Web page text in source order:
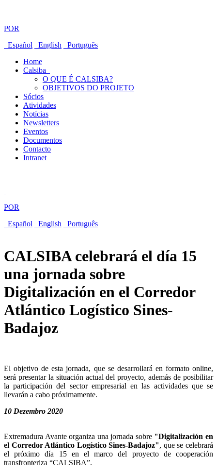
POR
Español
English
Português
Home
Calsiba
O QUE É CALSIBA?
OBJETIVOS DO PROJETO
Sócios
Atividades
Notícias
Newsletters
Eventos
Documentos
Contacto
Intranet
POR
Español
English Português
CALSIBA celebrará el día 15
una jornada sobre
Digitalización en el Corredor
Atlántico Logístico Sines-
Badajoz
El objetivo de esta jornada, que se desarrollará en formato online,
será presentar la situación actual del proyecto, además de posibilitar
la participación del sector empresarial en las actividades que se
llevarán a cabo próximamente.
10 Dezembro 2020
Extremadura Avante organiza una jornada sobre "Digitalización en
el Corredor Atlántico Logístico Sines-Badajoz", que se celebrará
el próximo día 15 en el marco del proyecto de cooperación
transfronteriza “CALSIBA”.